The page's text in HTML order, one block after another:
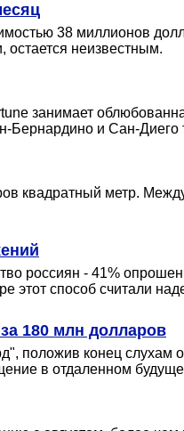
38 миллионов
остается неизвестным.
занимает
и Сан-Диего
квадратный метр.
россиян - 41%
этот способ считали
180 млн долларов
положив конец слухам
в отдаленном